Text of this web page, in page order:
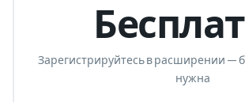
Зарегистрируйтесь в расширении —
нужна